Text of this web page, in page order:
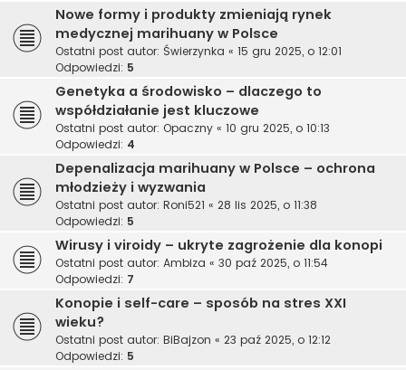
Nowe formy i produkty zmieniają rynek
medycznej marihuany w Polsce
Ostatni post autor: Świerzynka « 15 gru 2025, o 12:01
Odpowiedzi: 5
Genetyka a środowisko – dlaczego to
współdziałanie jest kluczowe
Ostatni post autor: Opaczny « 10 gru 2025, o 10:13
Odpowiedzi: 4
Depenalizacja marihuany w Polsce – ochrona
młodzieży i wyzwania
Ostatni post autor: Roni521 « 28 lis 2025, o 11:38
Odpowiedzi: 5
Wirusy i viroidy – ukryte zagrożenie dla konopi
Ostatni post autor: Ambiza « 30 paź 2025, o 11:54
Odpowiedzi: 7
Konopie i self-care – sposób na stres XXI
wieku?
Ostatni post autor: BiBajzon « 23 paź 2025, o 12:12
Odpowiedzi: 5